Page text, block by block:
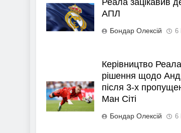
Реала зацікавив
АПЛ
Бондар Олексій 6
Керівництво
рішення щодо
після 3-х
Ман Сіті
Бондар Олексій 6